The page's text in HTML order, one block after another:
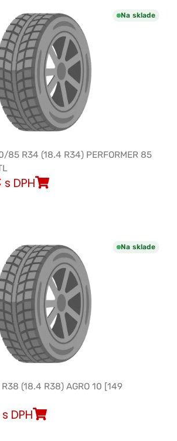
Na sklade
R34 (18.4 R34) PERFORMER 85
s DPH
Na sklade
(18.4 R38) AGRO 10 [149
s DPH